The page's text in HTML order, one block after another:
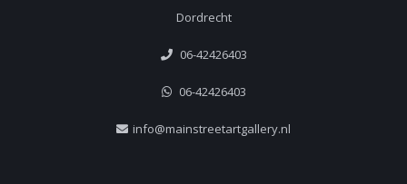
Dordrecht
06-42426403
06-42426403
info@mainstreetartgallery.nl